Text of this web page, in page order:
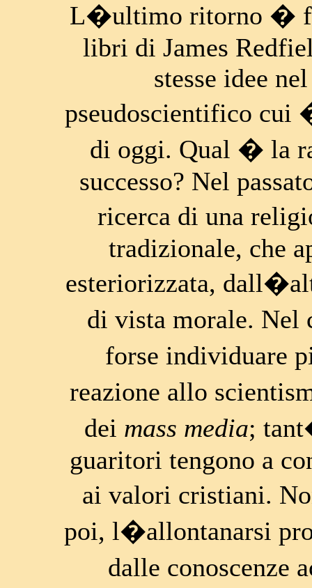
L�ultimo ritorno �
libri di James
stesse idee
pseudoscientifico cui
di oggi. Qual � la
successo? Nel
ricerca di una
tradizionale, che
esteriorizzata,
di vista morale.
forse individuare
reazione allo
dei mass media;
guaritori tengono a
ai valori cristiani.
poi, l�allontanarsi
dalle conoscenze